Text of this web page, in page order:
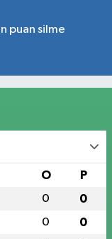
puan silme
O P
0 0
0 0